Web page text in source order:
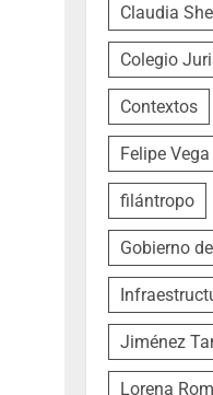
Claudia
Colegio
Contextos
Felipe Vega
filántropo
Gobierno
Jiménez
Lorena